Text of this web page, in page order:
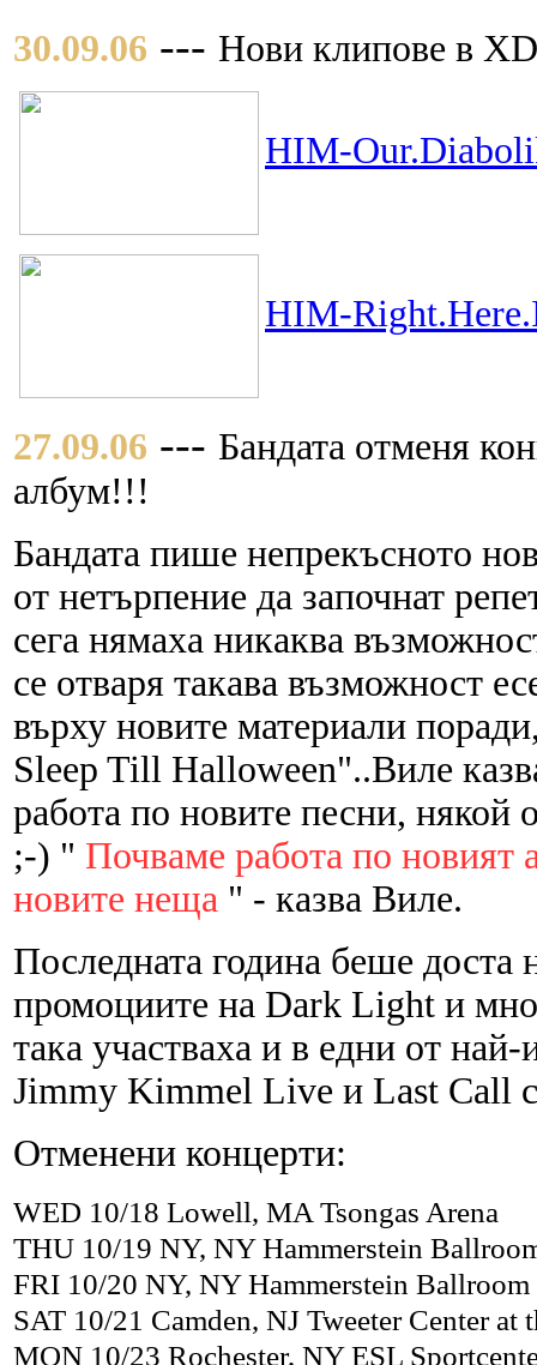
30.09.06 --- Нови клипове в
HIM-
HIM-
27.09.06 --- Бандата отменя
албум!!!
Бандата пише непрекъсното
от нетърпение да започнат
сега нямаха никаква
се отваря такава възможност
върху новите материали
Sleep Till Halloween"..Виле
работа по новите песни, някой
;-) " Почваме работа по новият
новите неща " - казва Виле.
Последната година беше доста
промоциите на Dark Light и
така участваха и в едни от
Jimmy Kimmel Live и Last Call
Отменени концерти:
WED 10/18 Lowell, MA Tsongas Arena
THU 10/19 NY, NY Hammerstein
FRI 10/20 NY, NY Hammerstein Ballroom
SAT 10/21 Camden, NJ Tweeter Center at
MON 10/23 Rochester, NY ESL